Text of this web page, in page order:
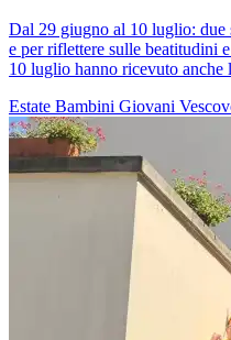
Dal 29 giugno al 10 luglio: due
e per riflettere sulle beatitudini
10 luglio hanno ricevuto anche
Estate Bambini Giovani